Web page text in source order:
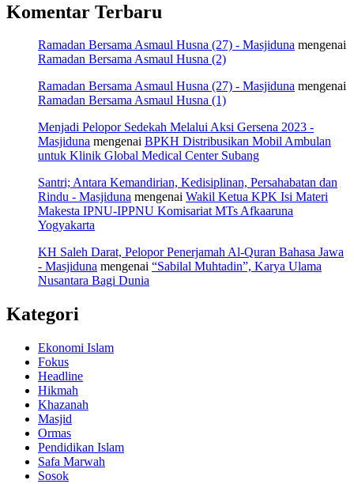
Komentar Terbaru
Ramadan Bersama Asmaul Husna (27) - Masjiduna mengenai
Ramadan Bersama Asmaul Husna (2)
Ramadan Bersama Asmaul Husna (27) - Masjiduna mengenai
Ramadan Bersama Asmaul Husna (1)
Menjadi Pelopor Sedekah Melalui Aksi Gersena 2023 -
Masjiduna mengenai BPKH Distribusikan Mobil Ambulan
untuk Klinik Global Medical Center Subang
Santri; Antara Kemandirian, Kedisiplinan, Persahabatan dan
Rindu - Masjiduna mengenai Wakil Ketua KPK Isi Materi
Makesta IPNU-IPPNU Komisariat MTs Afkaaruna
Yogyakarta
KH Saleh Darat, Pelopor Penerjamah Al-Quran Bahasa Jawa
- Masjiduna mengenai “Sabilal Muhtadin”, Karya Ulama
Nusantara Bagi Dunia
Kategori
Ekonomi Islam
Fokus
Headline
Hikmah
Khazanah
Masjid
Ormas
Pendidikan Islam
Safa Marwah
Sosok